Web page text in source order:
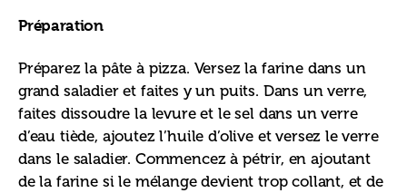
Préparation
Préparez la pâte à pizza. Versez la farine dans un
grand saladier et faites y un puits. Dans un verre,
faites dissoudre la levure et le sel dans un verre
d’eau tiède, ajoutez l’huile d’olive et versez le verre
dans le saladier. Commencez à pétrir, en ajoutant
de la farine si le mélange devient trop collant, et de